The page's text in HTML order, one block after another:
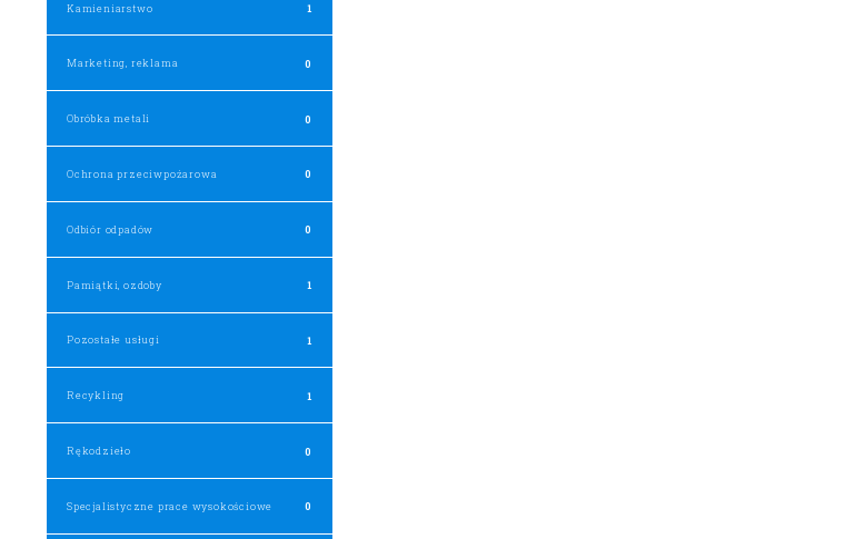
Kamieniarstwo 1
Marketing, reklama 0
Obróbka metali 0
Ochrona przeciwpożarowa 0
Odbiór odpadów 0
Pamiątki, ozdoby 1
Pozostałe usługi 1
Recykling 1
Rękodzieło 0
Specjalistyczne prace wysokościowe 0